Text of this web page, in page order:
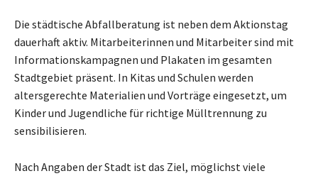
Die städtische Abfallberatung ist neben dem Aktionstag
dauerhaft aktiv. Mitarbeiterinnen und Mitarbeiter sind mit
Informationskampagnen und Plakaten im gesamten
Stadtgebiet präsent. In Kitas und Schulen werden
altersgerechte Materialien und Vorträge eingesetzt, um
Kinder und Jugendliche für richtige Mülltrennung zu
sensibilisieren.
Nach Angaben der Stadt ist das Ziel, möglichst viele